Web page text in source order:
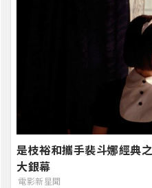
是枝裕和攜手裴斗娜經典
大銀幕
電影新星聞